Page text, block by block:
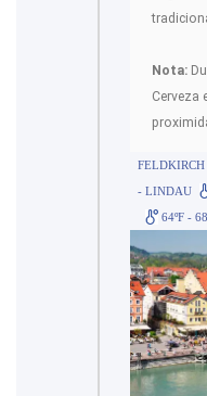
Nota:
Cerveza
FELDKIRCH
- LINDAU
64ºF -